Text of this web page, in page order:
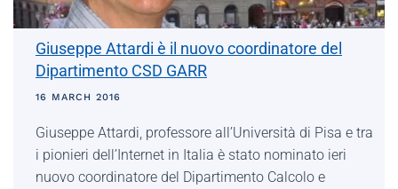
Giuseppe Attardi è il nuovo coordinatore del
Dipartimento CSD GARR
16 MARCH 2016
Giuseppe Attardi, professore all’Università di Pisa e tra
i pionieri dell’Internet in Italia è stato nominato ieri
nuovo coordinatore del Dipartimento Calcolo e